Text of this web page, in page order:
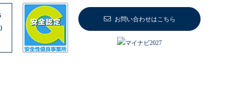
お問い合わせはこちら